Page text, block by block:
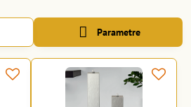
Parametre